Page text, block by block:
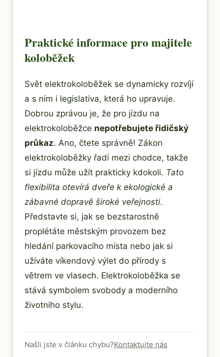
Praktické informace pro majitele
koloběžek
Svět elektrokoloběžek se dynamicky rozvíjí
a s ním i legislativa, která ho upravuje.
Dobrou zprávou je, že pro jízdu na
elektrokoloběžce nepotřebujete řidičský
průkaz. Ano, čtete správně! Zákon
elektrokoloběžky řadí mezi chodce, takže
si jízdu může užít prakticky kdokoli. Tato
flexibilita otevírá dveře k ekologické a
zábavné dopravě široké veřejnosti.
Představte si, jak se bezstarostně
proplétáte městským provozem bez
hledání parkovacího místa nebo jak si
užíváte víkendový výlet do přírody s
větrem ve vlasech. Elektrokoloběžka se
stává symbolem svobody a moderního
životního stylu.
Našli jste v článku chybu?Kontaktujte nás